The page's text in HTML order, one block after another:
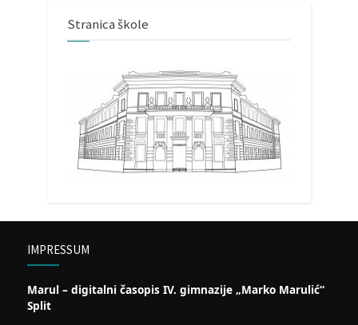
Stranica škole
IMPRESSUM
Marul – digitalni časopis IV. gimnazije „Marko Marulić“
Split